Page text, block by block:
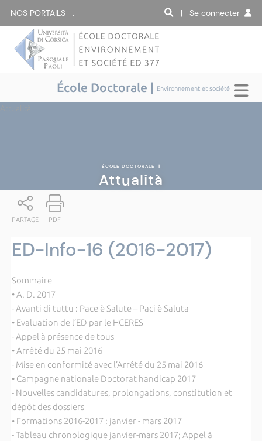
NOS PORTAILS : | Se connecter
École Doctorale | Environnement et société
ÉCOLE DOCTORALE |
Attualità
PARTAGE PDF
ED-Info-16 (2016-2017)
Sommaire
• A. D. 2017
- Avanti di tuttu : Pace è Salute – Paci è Saluta
• Evaluation de l’ED par le HCERES
- Appel à présence de tous
• Arrêté du 25 mai 2016
- Mise en conformité avec l’Arrêté du 25 mai 2016
• Campagne nationale Doctorat handicap 2017
- Nouvelles candidatures, prolongations, constitution et
dépôt des dossiers
• Formations 2016-2017 : janvier - mars 2017
- Tableau chronologique janvier-mars 2017; Appel à